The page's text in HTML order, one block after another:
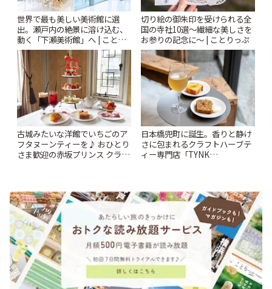
世界で最も美しい美術館に選
出。瀬戸内の絶景に溶け込む、
動く「下瀬美術館」へ | ことり
っぷ
切り絵の御朱印を受けられる全
国の寺社10選〜繊細な美しさを
お参りの記念に〜 | ことりっぷ
古城みたいな洋館でいちごのア
フタヌーンティーを♪ おひとり
さま歓迎の赤坂プリンス クラシ
日本橋兜町に誕生。香りと静け
さに包まれるクラフトハーブテ
ィー専門店「TYNK